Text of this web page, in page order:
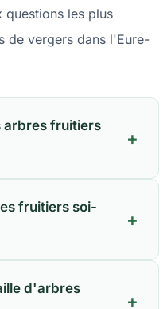
questions les plus
de vergers dans l'Eure-
arbres fruitiers
+
fruitiers soi-
+
d'arbres
+